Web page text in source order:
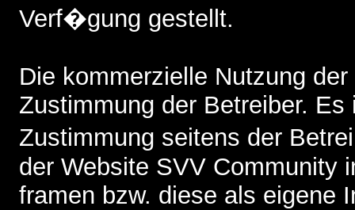
Verf�gung gestellt.
Die kommerzielle Nutzung
Zustimmung der Betreiber.
Zustimmung seitens der
der Website SVV Community
framen bzw. diese als eigene